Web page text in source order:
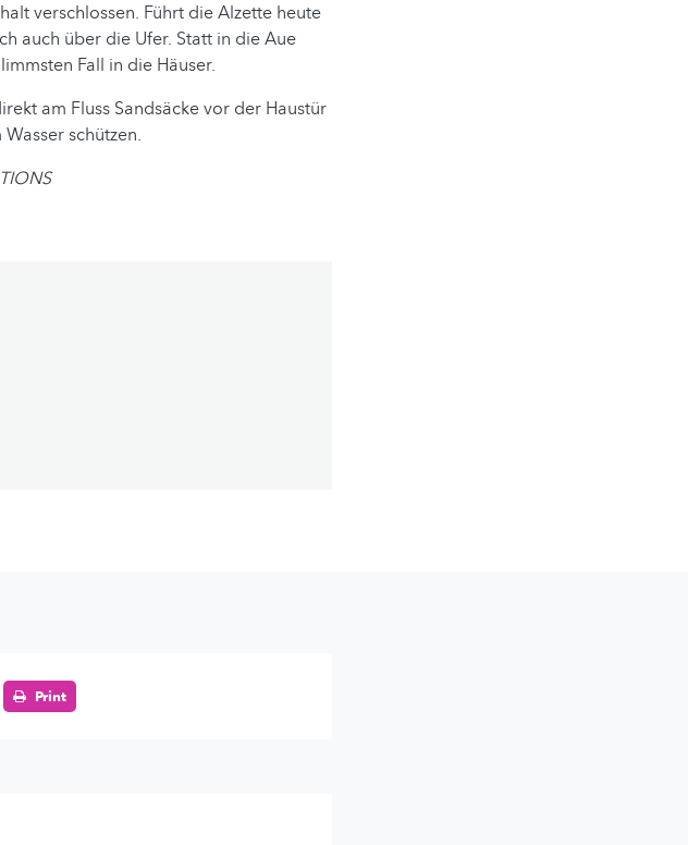
verschlossen. Führt die Alzette heute
auch über die Ufer. Statt in die Aue
Fall in die Häuser.
am Fluss Sandsäcke vor der Haustür
schützen.
Print